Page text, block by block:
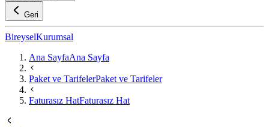
Geri
BireyselKurumsal
Ana SayfaAna Sayfa
Paket ve TarifelerPaket ve Tarifeler
Faturasız HatFaturasız Hat